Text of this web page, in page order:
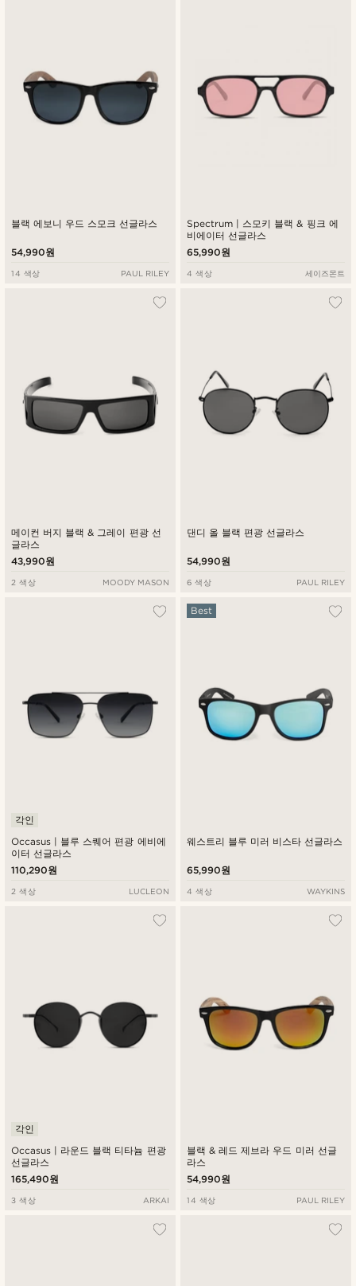
블랙 에보니 우드 스모크 선글라스
54,990원
14 색상 PAUL RILEY
Spectrum | 스모키 블랙 & 핑크 에
비에이터 선글라스
65,990원
4 색상 세이즈몬트
메이컨 버지 블랙 & 그레이 편광 선
글라스
43,990원
2 색상 MOODY MASON
댄디 올 블랙 편광 선글라스
54,990원
6 색상 PAUL RILEY
Occasus | 블루 스퀘어 편광 에비에
이터 선글라스
각인
110,290원
2 색상 LUCLEON
웨스트리 블루 미러 비스타 선글라스
Best
65,990원
4 색상 WAYKINS
Occasus | 라운드 블랙 티타늄 편광
선글라스
각인
165,490원
3 색상 ARKAI
블랙 & 레드 제브라 우드 미러 선글
라스
54,990원
14 색상 PAUL RILEY